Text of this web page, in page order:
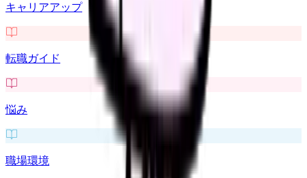
キャリアアップ
転職ガイド
悩み
職場環境